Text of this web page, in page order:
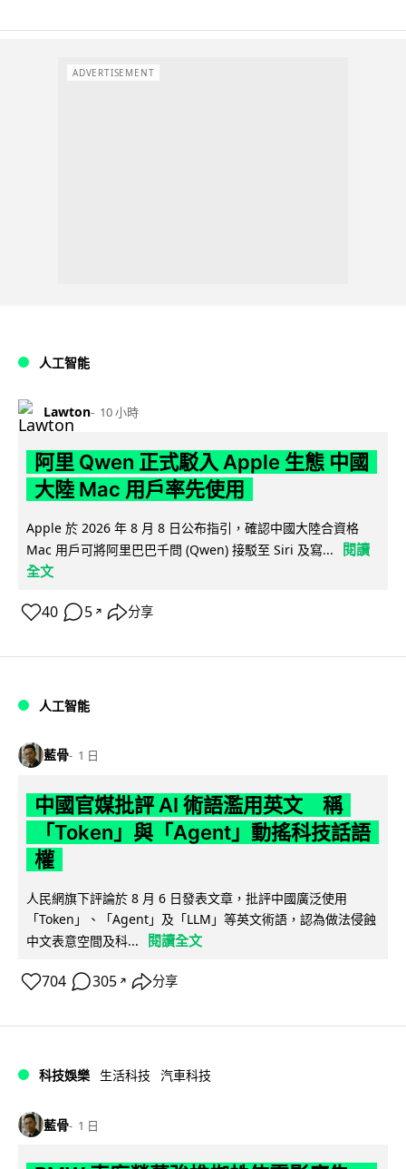
ADVERTISEMENT
人工智能
Lawton 10 小時
阿里 Qwen 正式駁入 Apple 生態 中國
大陸 Mac 用戶率先使用
Apple 於 2026 年 8 月 8 日公布指引，確認中國大陸合資格
Mac 用戶可將阿里巴巴千問 (Qwen) 接駁至 Siri 及寫...
閱讀
全文
40 5 ↗ 分享
人工智能
藍骨 1 日
中國官媒批評 AI 術語濫用英文 稱
「Token」與「Agent」動搖科技話語
權
人民網旗下評論於 8 月 6 日發表文章，批評中國廣泛使用
「Token」、「Agent」及「LLM」等英文術語，認為做法侵蝕
中文表意空間及科...
閱讀全文
704 305 ↗ 分享
科技娛樂 生活科技 汽車科技
藍骨 1 日